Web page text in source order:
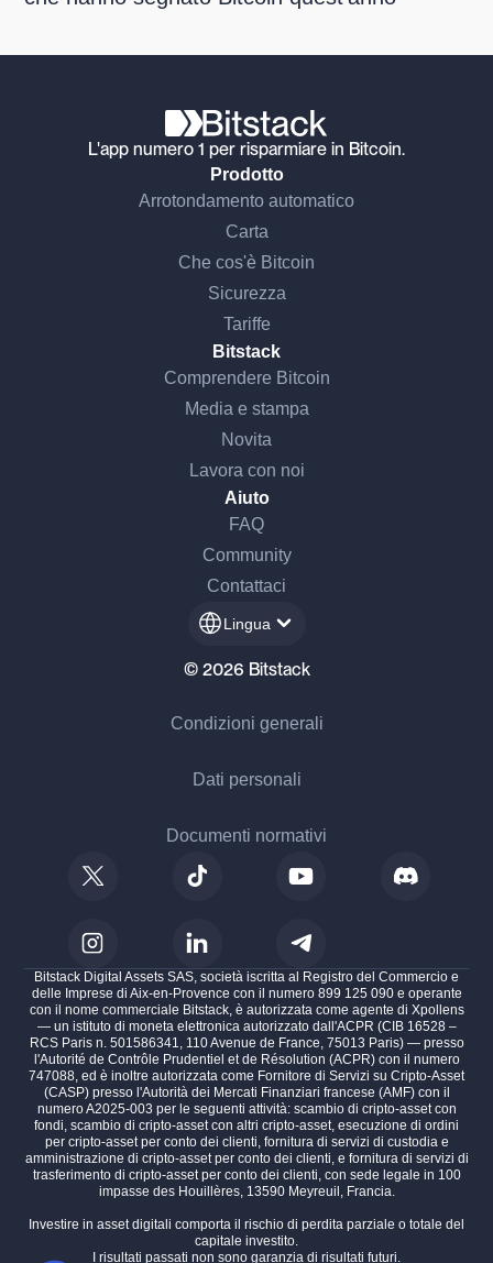
L'app numero 1 per risparmiare in Bitcoin.
Prodotto
Arrotondamento automatico
Carta
Che cos'è Bitcoin
Sicurezza
Tariffe
Bitstack
Comprendere Bitcoin
Media e stampa
Novita
Lavora con noi
Aiuto
FAQ
Community
Contattaci
Lingua
© 2026 Bitstack
Condizioni generali
Dati personali
Documenti normativi
Bitstack Digital Assets SAS, società iscritta al Registro del Commercio e
delle Imprese di Aix-en-Provence con il numero 899 125 090 e operante
con il nome commerciale Bitstack, è autorizzata come agente di Xpollens
— un istituto di moneta elettronica autorizzato dall'ACPR (CIB 16528 –
RCS Paris n. 501586341, 110 Avenue de France, 75013 Paris) — presso
l'Autorité de Contrôle Prudentiel et de Résolution (ACPR) con il numero
747088, ed è inoltre autorizzata come Fornitore di Servizi su Cripto-Asset
(CASP) presso l'Autorità dei Mercati Finanziari francese (AMF) con il
numero A2025-003 per le seguenti attività: scambio di cripto-asset con
fondi, scambio di cripto-asset con altri cripto-asset, esecuzione di ordini
per cripto-asset per conto dei clienti, fornitura di servizi di custodia e
amministrazione di cripto-asset per conto dei clienti, e fornitura di servizi di
trasferimento di cripto-asset per conto dei clienti, con sede legale in 100
impasse des Houillères, 13590 Meyreuil, Francia.
Investire in asset digitali comporta il rischio di perdita parziale o totale del
capitale investito.
I risultati passati non sono garanzia di risultati futuri.